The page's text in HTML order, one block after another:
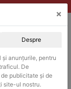
SEAP / SICAP
CAUTARE
×
Despre
anunțurile, pentru
De
publicitate și de
site-ul nostru.